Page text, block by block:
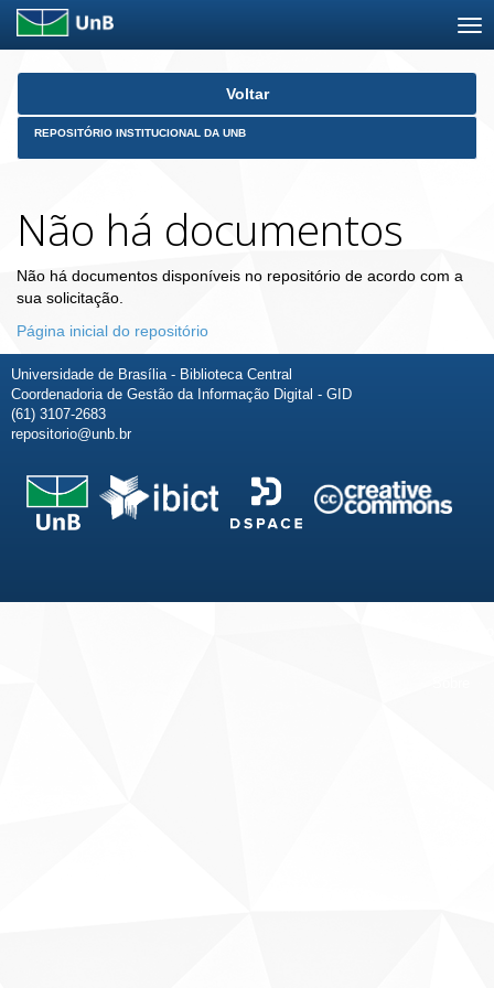
Skip
Voltar
REPOSITÓRIO INSTITUCIONAL DA UNB
Não há documentos
Não há documentos disponíveis no repositório de acordo com a
sua solicitação.
Página inicial do repositório
Universidade de Brasília - Biblioteca Central
Coordenadoria de Gestão da Informação Digital - GID
(61) 3107-2683
repositorio@unb.br